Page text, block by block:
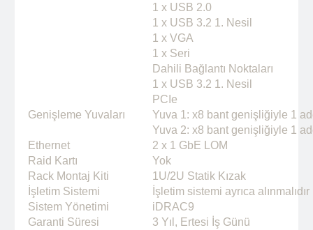
1 x USB 2.0
1 x USB 3.2 1. Nesil
1 x VGA
1 x Seri
Dahili Bağlantı Noktaları
1 x USB 3.2 1. Nesil
Genişleme Yuvaları
PCIe
Yuva 1: x8 bant genişliğiyle 1
Yuva 2: x8 bant genişliğiyle 1
Ethernet
2 x 1 GbE LOM
Raid Kartı
Yok
Rack Montaj Kiti
1U/2U Statik Kızak
İşletim Sistemi
İşletim sistemi ayrıca
Sistem Yönetimi
iDRAC9
Garanti Süresi
3 Yıl, Ertesi İş Günü